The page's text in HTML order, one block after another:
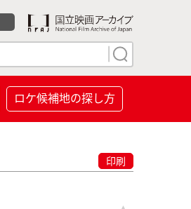
ロケ候補地の探し方
印刷